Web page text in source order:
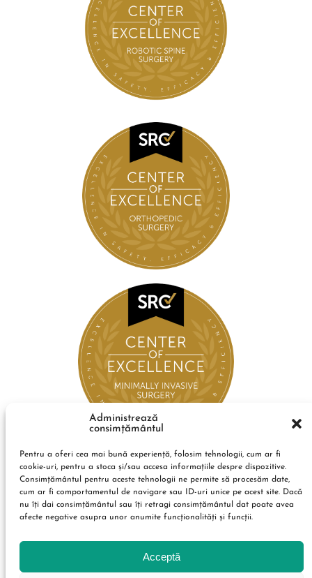
Administrează
consimțământul
Pentru a oferi cea mai bună experiență, folosim tehnologii, cum ar fi
cookie-uri, pentru a stoca și/sau accesa informațiile despre dispozitive.
Consimțământul pentru aceste tehnologii ne permite să procesăm date,
cum ar fi comportamentul de navigare sau ID-uri unice pe acest site. Dacă
nu îți dai consimțământul sau îți retragi consimțământul dat poate avea
afecte negative asupra unor anumite funcționalități și funcții.
Acceptă